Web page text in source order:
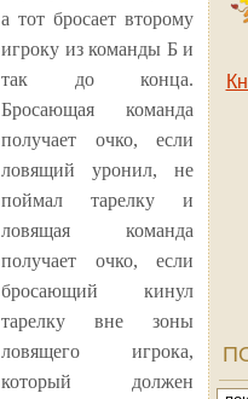
а тот бросает второму
игроку из команды Б и
так до конца.
Бросающая команда
получает очко, если
ловящий уронил, не
поймал тарелку и
ловящая команда
получает очко, если
бросающий кинул
тарелку вне зоны
ловящего игрока,
который должен